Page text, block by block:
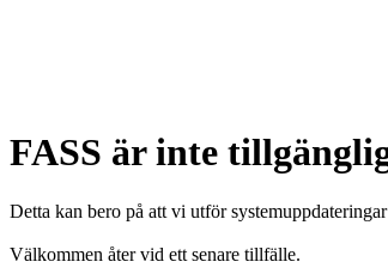
FASS är inte
Detta kan bero på att vi utför
Välkommen åter vid ett senare tillfälle.